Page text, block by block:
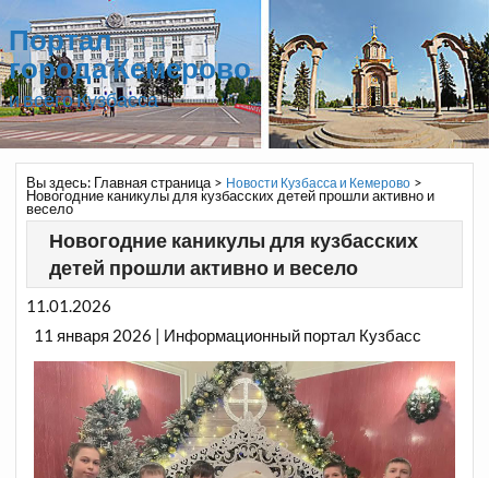
Портал
города Кемерово
и всего Кузбасса
Вы здесь: Главная страница> Новости Кузбасса и Кемерово>
Новогодние каникулы для кузбасских детей прошли активно и
весело
Новогодние каникулы для кузбасских
детей прошли активно и весело
11.01.2026
11 января 2026 | Информационный портал Кузбасс